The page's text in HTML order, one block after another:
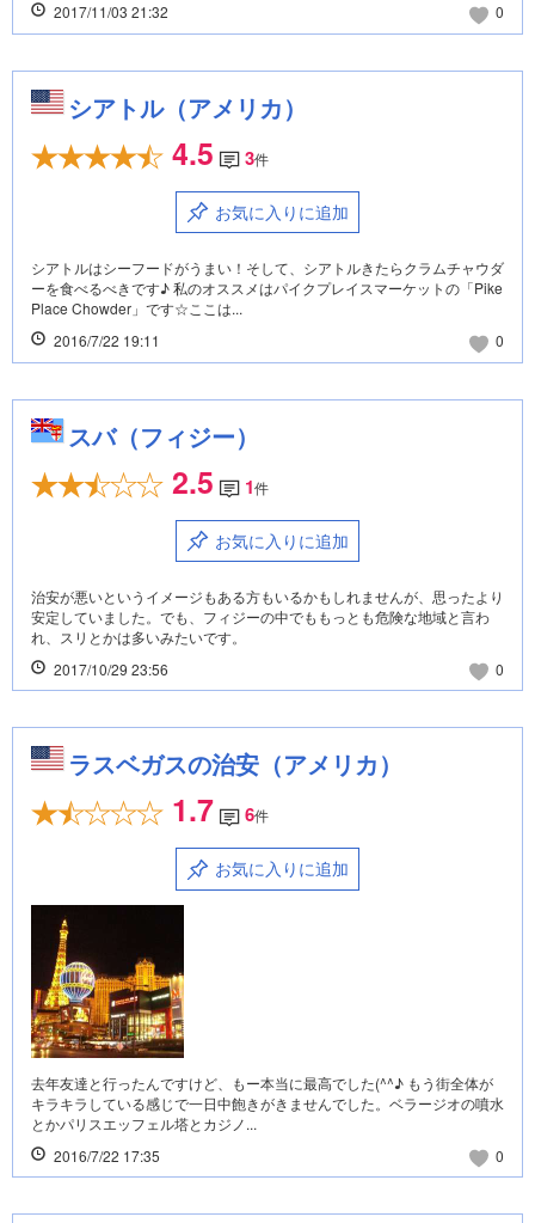
2017/11/03 21:32
0
シアトル（アメリカ）
4.5 3件
お気に入りに追加
シアトルはシーフードがうまい！そして、シアトルきたらクラムチャウダ
ーを食べるべきです♪ 私のオススメはパイクプレイスマーケットの「Pike
Place Chowder」です☆ここは...
2016/7/22 19:11
0
スバ（フィジー）
2.5 1件
お気に入りに追加
治安が悪いというイメージもある方もいるかもしれませんが、思ったより
安定していました。でも、フィジーの中でももっとも危険な地域と言わ
れ、スリとかは多いみたいです。
2017/10/29 23:56
0
ラスベガスの治安（アメリカ）
1.7 6件
お気に入りに追加
去年友達と行ったんですけど、もー本当に最高でした(^^♪ もう街全体が
キラキラしている感じで一日中飽きがきませんでした。ベラージオの噴水
とかパリスエッフェル塔とカジノ...
2016/7/22 17:35
0